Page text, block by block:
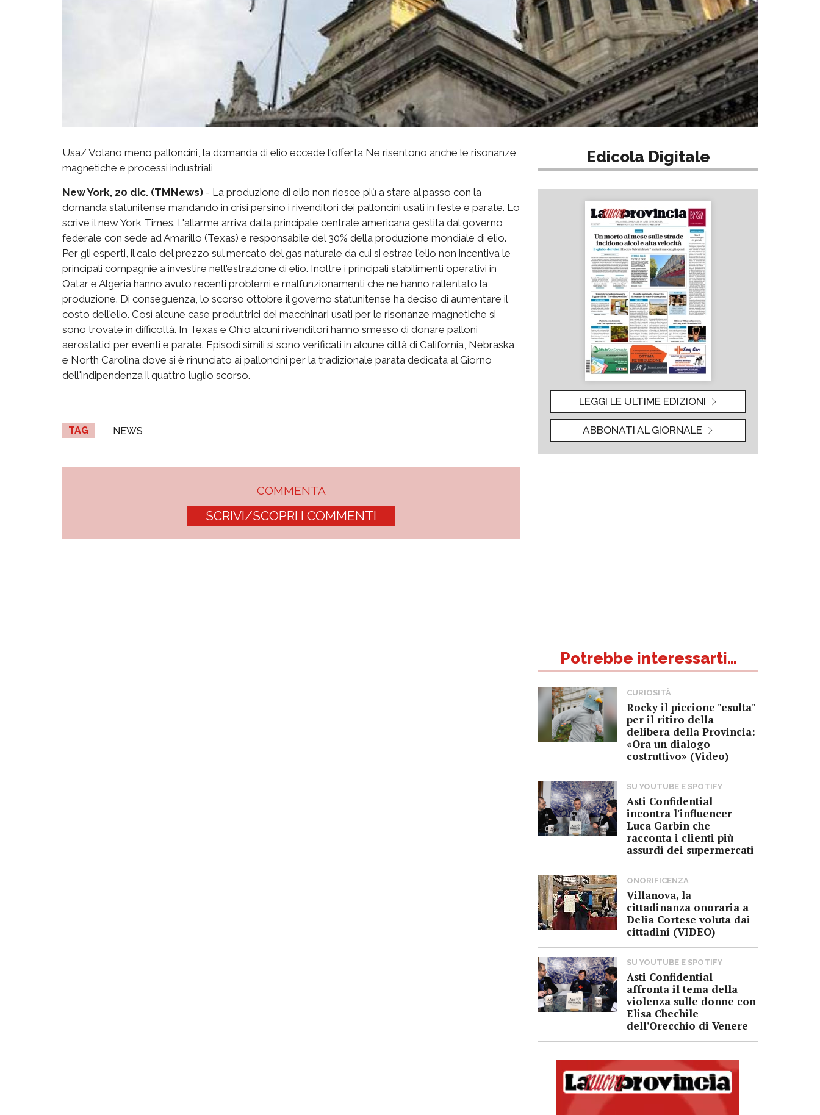
Usa/ Volano meno palloncini, la domanda di elio eccede l'offerta Ne risentono anche le risonanze
magnetiche e processi industriali
New York, 20 dic. (TMNews) - La produzione di elio non riesce più a stare al passo con la
domanda statunitense mandando in crisi persino i rivenditori dei palloncini usati in feste e parate. Lo
scrive il new York Times. L'allarme arriva dalla principale centrale americana gestita dal governo
federale con sede ad Amarillo (Texas) e responsabile del 30% della produzione mondiale di elio.
Per gli esperti, il calo del prezzo sul mercato del gas naturale da cui si estrae l'elio non incentiva le
principali compagnie a investire nell'estrazione di elio. Inoltre i principali stabilimenti operativi in
Qatar e Algeria hanno avuto recenti problemi e malfunzionamenti che ne hanno rallentato la
produzione. Di conseguenza, lo scorso ottobre il governo statunitense ha deciso di aumentare il
costo dell'elio. Così alcune case produttrici dei macchinari usati per le risonanze magnetiche si
sono trovate in difficoltà. In Texas e Ohio alcuni rivenditori hanno smesso di donare palloni
aerostatici per eventi e parate. Episodi simili si sono verificati in alcune città di California, Nebraska
e North Carolina dove si è rinunciato ai palloncini per la tradizionale parata dedicata al Giorno
dell'indipendenza il quattro luglio scorso.
TAG NEWS
COMMENTA
SCRIVI/SCOPRI I COMMENTI
Edicola Digitale
LEGGI LE ULTIME EDIZIONI
ABBONATI AL GIORNALE
Potrebbe interessarti...
CURIOSITÀ
Rocky il piccione "esulta"
per il ritiro della
delibera della Provincia:
«Ora un dialogo
costruttivo» (Video)
SU YOUTUBE E SPOTIFY
Asti Confidential
incontra l'influencer
Luca Garbin che
racconta i clienti più
assurdi dei supermercati
ONORIFICENZA
Villanova, la
cittadinanza onoraria a
Delia Cortese voluta dai
cittadini (VIDEO)
SU YOUTUBE E SPOTIFY
Asti Confidential
affronta il tema della
violenza sulle donne con
Elisa Chechile
dell'Orecchio di Venere